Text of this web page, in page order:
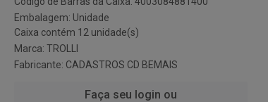
Embalagem: Unidade
Caixa contém 12 unidade(s)
Marca: TROLLI
Fabricante: CADASTROS CD BEMAIS
Faça seu login ou